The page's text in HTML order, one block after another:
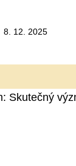
8. 12. 2025